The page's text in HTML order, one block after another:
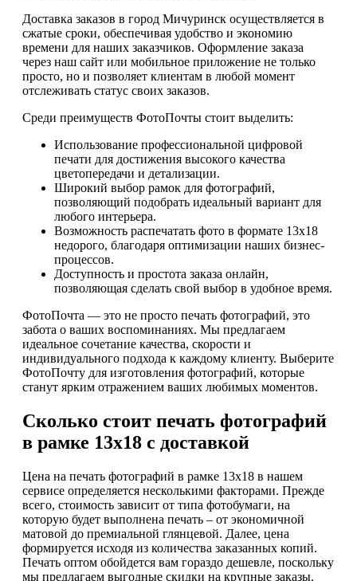
Доставка заказов в город Мичуринск осуществляется в
сжатые сроки, обеспечивая удобство и экономию
времени для наших заказчиков. Оформление заказа
через наш сайт или мобильное приложение не только
просто, но и позволяет клиентам в любой момент
отслеживать статус своих заказов.
Среди преимуществ ФотоПочты стоит выделить:
Использование профессиональной цифровой
печати для достижения высокого качества
цветопередачи и детализации.
Широкий выбор рамок для фотографий,
позволяющий подобрать идеальный вариант для
любого интерьера.
Возможность распечатать фото в формате 13х18
недорого, благодаря оптимизации наших бизнес-
процессов.
Доступность и простота заказа онлайн,
позволяющая сделать свой выбор в удобное время.
ФотоПочта — это не просто печать фотографий, это
забота о ваших воспоминаниях. Мы предлагаем
идеальное сочетание качества, скорости и
индивидуального подхода к каждому клиенту. Выберите
ФотоПочту для изготовления фотографий, которые
станут ярким отражением ваших любимых моментов.
Сколько стоит печать фотографий
в рамке 13х18 с доставкой
Цена на печать фотографий в рамке 13х18 в нашем
сервисе определяется несколькими факторами. Прежде
всего, стоимость зависит от типа фотобумаги, на
которую будет выполнена печать – от экономичной
матовой до премиальной глянцевой. Далее, цена
формируется исходя из количества заказанных копий.
Печать оптом обойдется вам гораздо дешевле, поскольку
мы предлагаем выгодные скидки на крупные заказы.